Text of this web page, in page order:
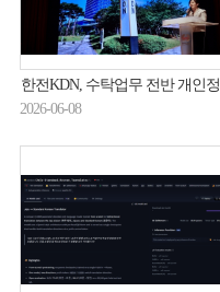
한전KDN, 수탁업무 전반 개인정보보호 체계 고도화 한다
2026-06-08